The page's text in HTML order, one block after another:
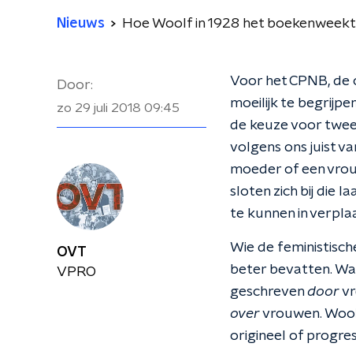
Nieuws Hoe Woolf in 1928 het
Door:
zo 29 juli 2018 09:45
Voor het CPNB,
moeilijk te
de keuze voor
volgens ons juist
moeder of een
sloten zich bij die
te kunnen in
Wie de
beter bevatten.
geschrevendoor
overvrouwen.
origineel of
OVT
VPRO